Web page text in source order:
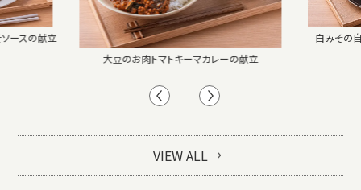
ースの献立
大豆のお肉トマトキーマカレーの献立
白みその
VIEW ALL